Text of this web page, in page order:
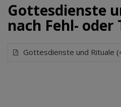
Gottesdienste
nach Fehl-
Gottesdienste und Rituale